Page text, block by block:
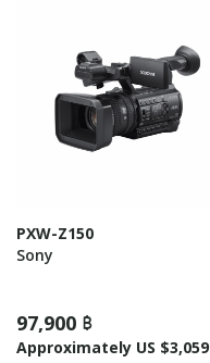
PXW-Z150
Sony
97,900 ฿
Approximately US $3,059